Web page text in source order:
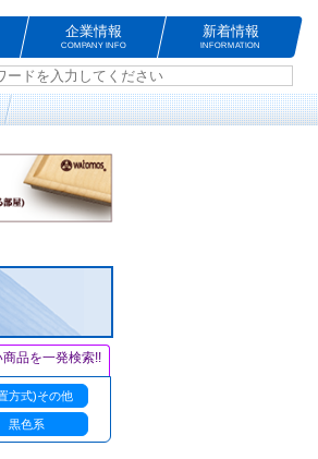
企業情報
COMPANY INFO
新着情報
INFORMATION
品を一発検索!!
方式)その他
黒色系